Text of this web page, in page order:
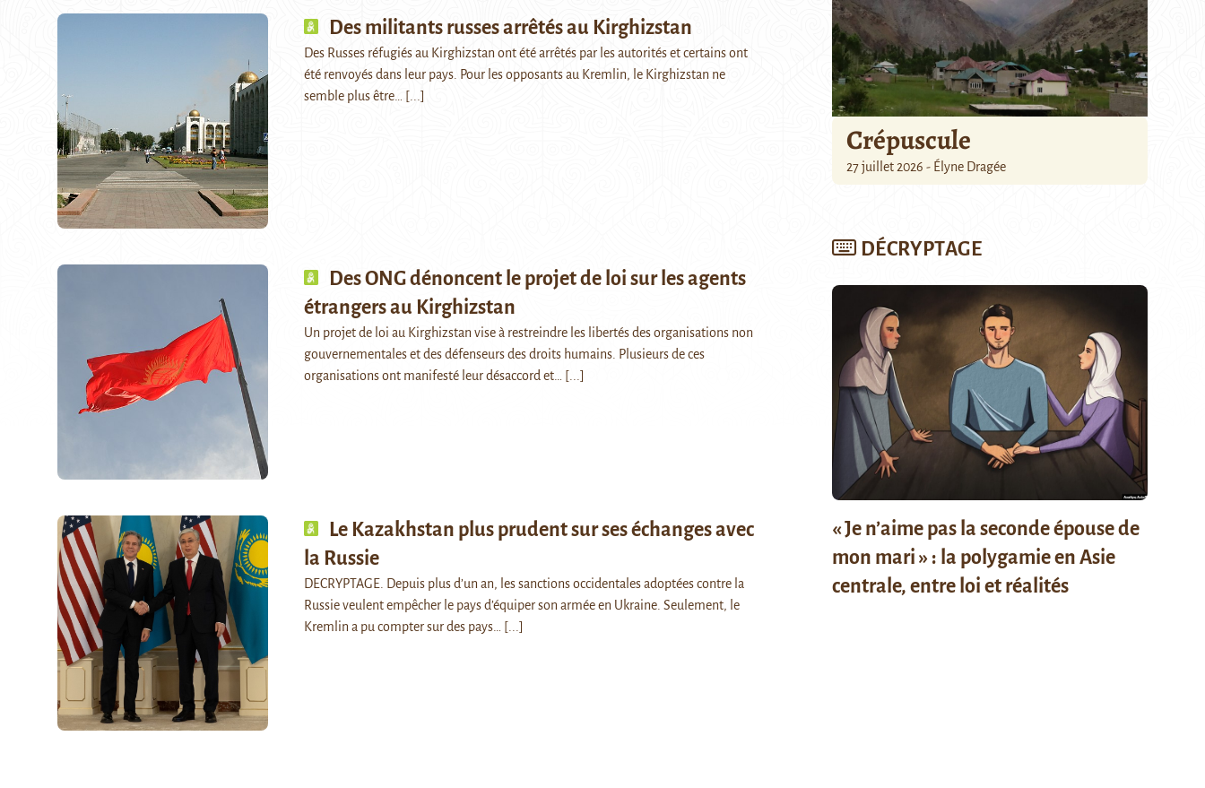
Des militants russes arrêtés au Kirghizstan
Des Russes réfugiés au Kirghizstan ont été arrêtés par les autorités et certains ont
été renvoyés dans leur pays. Pour les opposants au Kremlin, le Kirghizstan ne
semble plus être…
[...]
Des ONG dénoncent le projet de loi sur les agents
étrangers au Kirghizstan
Un projet de loi au Kirghizstan vise à restreindre les libertés des organisations non
gouvernementales et des défenseurs des droits humains. Plusieurs de ces
organisations ont manifesté leur désaccord et…
[...]
Le Kazakhstan plus prudent sur ses échanges avec
la Russie
DECRYPTAGE. Depuis plus d’un an, les sanctions occidentales adoptées contre la
Russie veulent empêcher le pays d’équiper son armée en Ukraine. Seulement, le
Kremlin a pu compter sur des pays…
[...]
Crépuscule
27 juillet 2026 - Élyne Dragée
DÉCRYPTAGE
« Je n’aime pas la seconde épouse de
mon mari » : la polygamie en Asie
centrale, entre loi et réalités